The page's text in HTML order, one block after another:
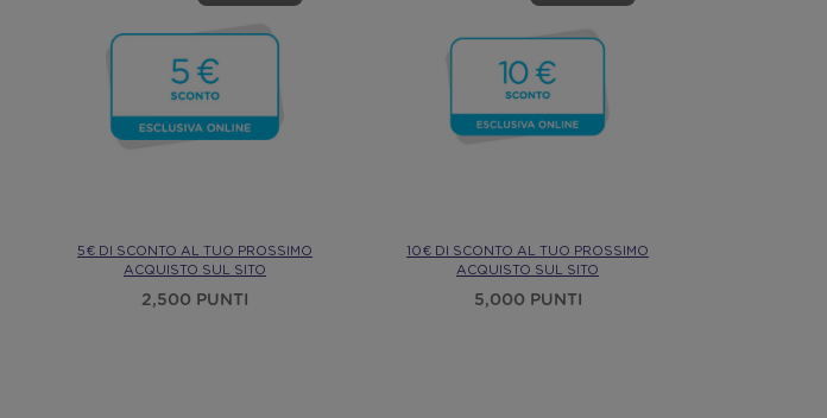
5€ DI SCONTO AL TUO PROSSIMO
ACQUISTO SUL SITO
2,500 PUNTI
10€ DI SCONTO AL TUO PROSSIMO
ACQUISTO SUL SITO
5,000 PUNTI